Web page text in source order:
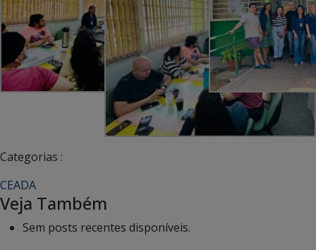
Categorias :
CEADA
Veja Também
Sem posts recentes disponíveis.